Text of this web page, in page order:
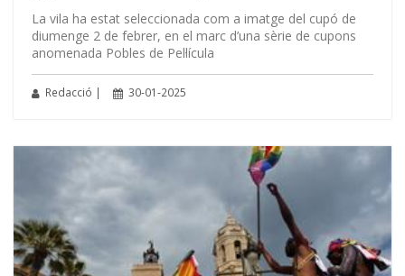
La vila ha estat seleccionada com a imatge del cupó de
diumenge 2 de febrer, en el marc d’una sèrie de cupons
anomenada Pobles de Pel·lícula
Redacció | 30-01-2025